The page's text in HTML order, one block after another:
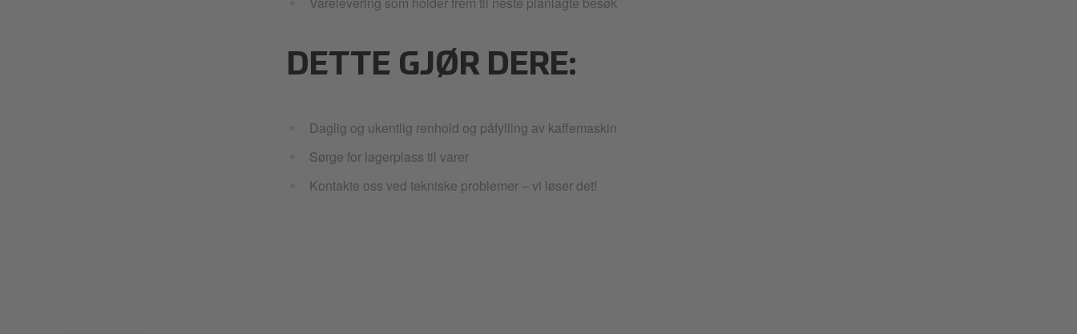
DETTE GJØR DERE:
Daglig og ukentlig renhold og påfylling av kaffemaskin
Sørge for lagerplass til varer
Kontakte oss ved tekniske problemer – vi løser det!